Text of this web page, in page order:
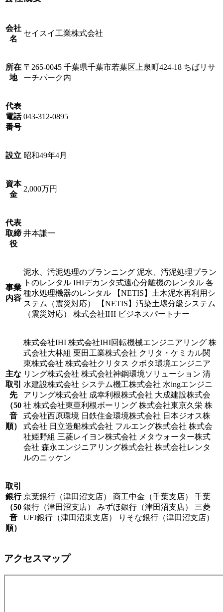
会社
名
セイスイ工業株式会社
所在
地
〒265-0045 千葉県千葉市若葉区上泉町424-18 ちばリサ
ーチパーク内
代表
電話
番号
043-312-0895
設立 昭和49年4月
資本
金
2,000万円
代表
取締
役
井本謙一
事業
内容
泥水、汚泥処理のプランニング 泥水、汚泥処理プラン
トのレンタル IHIデカンタ式遠心分離機のレンタル 各
種水処理機器のレンタル 【NETIS】土木泥水再利用シ
ステム（震災対応） 【NETIS】汚染土壌分級システム
（震災対応） 株式会社IHI ビジネスパートナー
主な
取引
先
（50
音
順）
株式会社IHI 株式会社IHI回転機械エンジニアリング 株
式会社大林組 栗田工業株式会社 クリタ・ケミカル関
東株式会社 株式会社クリタス クボタ環境エンジニア
リング株式会社 株式会社神鋼環境ソリューション 清
水建設株式会社 システム機工株式会社 水ingエンジニ
アリング株式会社 成幸利根株式会社 大成建設株式会
社 株式会社東亜利根ボーリング 株式会社東京久栄 株
式会社西原環境 日鉄住金環境株式会社 日本ジオス株
式会社 日立造船株式会社 フルエング株式会社 株式会
社姫野組 三菱レイヨン株式会社 メタウォーター株式
会社 森永エンジニアリング株式会社 株式会社レンタ
ルのニッケン
取引
銀行
（50
音
順）
京葉銀行（津田沼支店） 商工中金（千葉支店） 千葉
銀行（津田沼支店） みずほ銀行（津田沼支店） 三菱
UFJ銀行（津田沼東支店） りそな銀行（津田沼支店）
アクセスマップ